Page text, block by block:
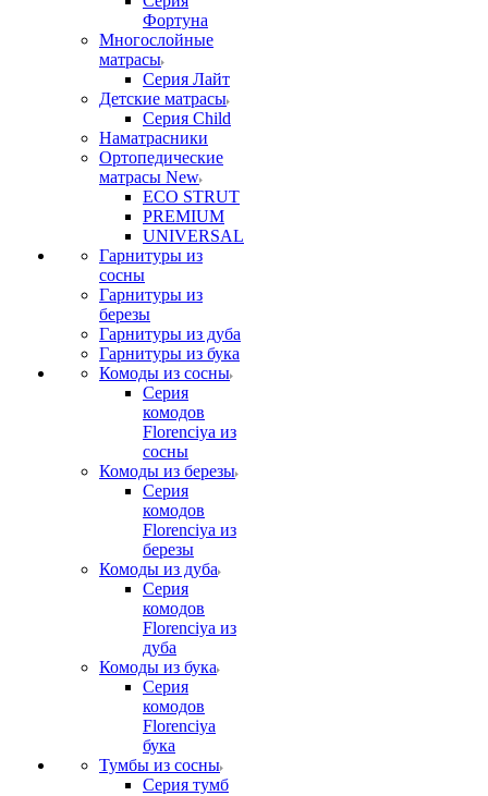
Фортуна
Многослойные
матрасы
Серия Лайт
Детские матрасы
Серия Child
Наматрасники
Ортопедические
матрасы New
ECO STRUT
PREMIUM
UNIVERSAL
Гарнитуры из
сосны
Гарнитуры из
березы
Гарнитуры из дуба
Гарнитуры из бука
Комоды из сосны
Серия
комодов
Florenciya из
сосны
Комоды из березы
Серия
комодов
Florenciya из
березы
Комоды из дуба
Серия
комодов
Florenciya из
дуба
Комоды из бука
Серия
комодов
Florenciya
бука
Тумбы из сосны
Серия тумб